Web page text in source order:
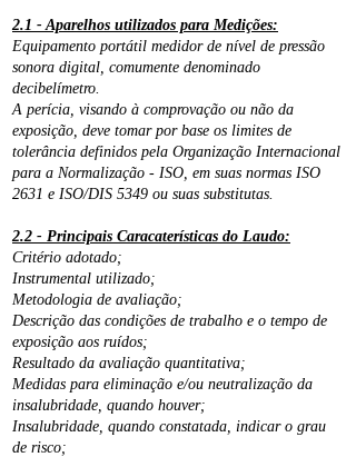
2.1 - Aparelhos utilizados para Medições:
Equipamento portátil medidor de nível de pressão
sonora digital, comumente denominado
decibelímetro.
A perícia, visando à comprovação ou não da
exposição, deve tomar por base os limites de
tolerância definidos pela Organização Internacional
para a Normalização - ISO, em suas normas ISO
2631 e ISO/DIS 5349 ou suas substitutas.
2.2 - Principais Caracaterísticas do Laudo:
Critério adotado;
Instrumental utilizado;
Metodologia de avaliação;
Descrição das condições de trabalho e o tempo de
exposição aos ruídos;
Resultado da avaliação quantitativa;
Medidas para eliminação e/ou neutralização da
insalubridade, quando houver;
Insalubridade, quando constatada, indicar o grau
de risco;